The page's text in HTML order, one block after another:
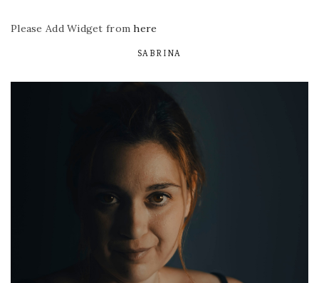
Please Add Widget fromhere
SABRINA